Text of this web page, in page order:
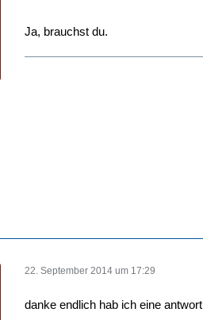
Ja, brauchst du.
22. September 2014 um 17:29
danke endlich hab ich eine antwort